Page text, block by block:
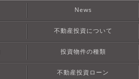
News
不動産投資について
投資物件の種類
不動産投資ローン